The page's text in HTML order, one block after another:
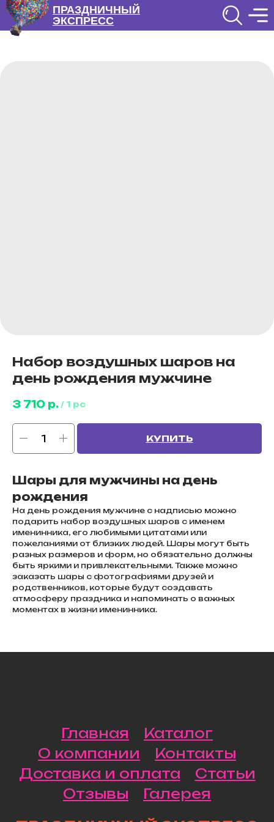
ПРАЗДНИЧНЫЙ
ЭКСПРЕСС
Набор воздушных шаров на
день рождения мужчине
3 710 р. / 1 pc
КУПИТЬ
Шары для мужчины на день
рождения
На день рождения мужчине с надписью можно
подарить набор воздушных шаров с именем
именинника, его любимыми цитатами или
пожеланиями от близких людей. Шары могут быть
разных размеров и форм, но обязательно должны
быть яркими и привлекательными. Также можно
заказать шары с фотографиями друзей и
родственников, которые будут создавать
атмосферу праздника и напоминать о важных
моментах в жизни именинника.
Главная
Каталог
О компании
Контакты
Доставка и оплата
Статьи
Отзывы
Галерея